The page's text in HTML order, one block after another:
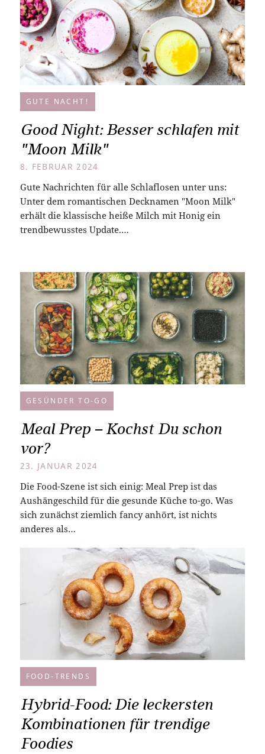
GUTE NACHT!
Good Night: Besser schlafen mit
"Moon Milk"
8. FEBRUAR 2024
Gute Nachrichten für alle Schlaflosen unter uns:
Unter dem romantischen Decknamen "Moon Milk"
erhält die klassische heiße Milch mit Honig ein
trendbewusstes Update.…
GESÜNDER TO-GO
Meal Prep – Kochst Du schon
vor?
23. JANUAR 2024
Die Food-Szene ist sich einig: Meal Prep ist das
Aushängeschild für die gesunde Küche to-go. Was
sich zunächst ziemlich fancy anhört, ist nichts
anderes als…
FOOD-TRENDS
Hybrid-Food: Die leckersten
Kombinationen für trendige
Foodies